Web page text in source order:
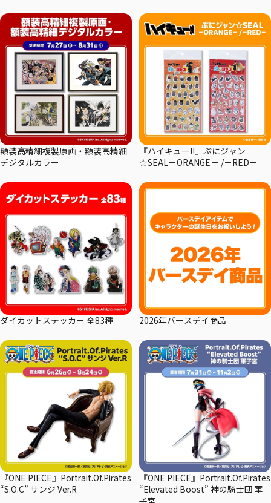
額装高精細複製原画・額装高精細
デジタルカラー
『ハイキュー!!』ぷにジャン
☆SEAL－ORANGE－ /－RED－
ダイカットステッカー 全83種 2026年バースデイ商品
『ONE PIECE』Portrait.Of.Pirates
“S.O.C” サンジ Ver.R
『ONE PIECE』Portrait.Of.Pirates
“Elevated Boost” 神の騎士団 軍
子宮